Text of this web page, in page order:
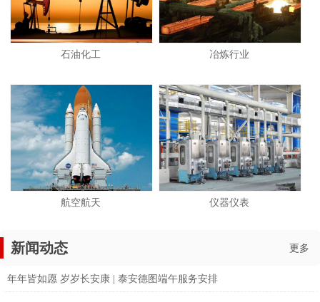
石油化工 冶炼行业
航空航天 仪器仪表
新闻动态 更多
年年皆如愿 岁岁长安康 | 泰安德图端午服务安排